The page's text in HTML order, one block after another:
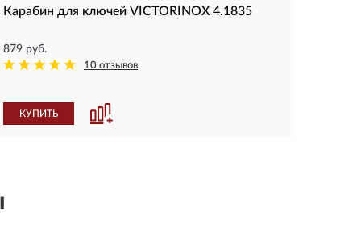
Карабин для ключей VICTORINOX 4.1835
879 руб.
10 отзывов
КУПИТЬ